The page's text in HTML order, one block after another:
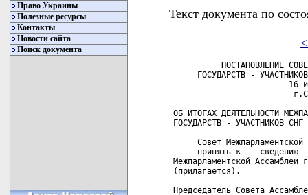
Право Украины
Полезные ресурсы
Контакты
Новости сайта
Поиск документа
Текст документа по
ПОСТАНОВЛЕНИЕ СОВЕТА МЕЖПАРЛАМЕНТСКОЙ АССАМБЛЕИ
     ГОСУДАРСТВ - УЧАСТНИКОВ СОДРУЖЕСТВА НЕЗАВИСИМЫХ ГОСУДАРСТВ
                        16 июня 2003 г. № 14
                         г.Санкт-Петербург

ОБ ИТОГАХ ДЕЯТЕЛЬНОСТИ МЕЖПАРЛАМЕНТСКОЙ АССАМБЛЕИ
ГОСУДАРСТВ - УЧАСТНИКОВ СНГ В 2002 ГОДУ

     Совет Межпарламентской Ассамблеи ПОСТАНОВЛЯЕТ:
     принять к    сведению   информацию   об   итогах   деятельности
Межпарламентской Ассамблеи государств - участников СНГ в  2002  году
(прилагается).

Председатель Совета Ассамблеи                            С.М.Миронов

                                                          Приложение

                             ИНФОРМАЦИЯ
         об итогах деятельности Межпарламентской Ассамблеи
              государств - участников СНГ в 2002 году

     В 2002  г.  состоялись два пленарных заседания Межпарламентской
Ассамблеи государств - участников СНГ (26  марта  и  7  декабря),  в
работе  которых  участвовали парламентские делегации,  возглавляемые
руководителями   парламентов   стран    Содружества,    руководители
министерств   и  ведомств,  председатели  центральных  избирательных
комиссий,  эксперты  и  ученые  из  государств  -  участников   СНГ,
представители Исполнительного комитета СНГ, Экономического Суда СНГ,
других  уставных  органов   Содружества   и   руководители   ведущих
международных парламентских организаций.
     На девятнадцатом  пленарном  заседании,  посвященном   10-летию
Межпарламентской  Ассамблеи  государств - участников СНГ,  выступили
Председатель Парламентской  Ассамблеи  ОБСЕ  А.Северин,  заместитель
Председателя    Европейского   Парламента   Р.Имбени,   Председатель
Северного Совета О.Ояла, Председатель Парламентской Ассамблеи Совета
Европы  П.Шидер;  на  двадцатом  заседании  Ассамблеи - Председатель
Межпарламентской Ассамблеи  Евразийского  экономического  сообщества
О.А.Абдыкаримов,  Председатель  Ассамблеи Западно-Европейского Союза
К.Бюлер, Председатель Северного Совета 2003 года И.Лённинг и другие.
     Состоялись  также  три  заседания Совета МПА СНГ (1 февраля, 25
марта  и  6  декабря),  33  заседания  постоянных комиссий и рабочих
групп,  в том числе проведены выездные заседания постоянных комиссий
МПА СНГ в Астане и Душанбе.
     В  целом  на пленарных заседаниях Ассамблеи было рассмотрено 25
вопросов,  на  заседаниях Совета МПА - 54 и на заседаниях постоянных
комиссий  МПА  -  более  300 вопросов, имеющих отношение к различным
направлениям    деятельности    Межпарламентской    Ассамблеи      и
государств - участников СНГ. На этих  заседаниях выступили более 500
участников    -    депутатов  парламентов,  представителей   органов
исполнительной власти, экспертов, специалистов и наблюдателей.
     В 2002 г. было принято 20 модельных законов, ряд рекомендаций и
других правовых актов Ассамблеи. Подготовка проектов этих документов
осуществлялась    на    основе    Перспективного  плана   модельного
законотворчества   и  сближения  национального  законодательства   в
Содружестве Независимых Государств на период до 2005 года.
     В 2002  г.  Межпарламентская  Ассамблея государств - участников
Содружества  Независимых  Государств   совместно   с   Парламентской
Ассамблеей  Совета  Европы,  Европейским Парламентом,  Парламентской
Ассамблеей   ОБСЕ   организовала   проведение   Санкт-Петербургского
межпарламентского  форума по борьбе с терроризмом.  В июне истекшего
года состоялся шестой Петербургский экономический форум.

      Сближение и гармонизация национального законодательства
                         стран Содружества

     Постоянные комиссии МПА СНГ особое внимание уделяли документам,
подготовка  которых  предусмотрена  Программой  действий по развитию
Содружества  Независимых  Государств на период до 2005 года, а также
межгосударственными     целевыми    программами       сотрудничества
государств -  участников СНГ, в реализации  которых непосредственное
участие принимает Межпарламентская Ассамблея.
     В  2002  г.  была продолжена работа по гармонизации и сближению
национального    законодательства   на  приоритетном   экономическом
направлении с акцентом на гражданское, налоговое, а также таможенное
законодательство.
     Важным  направлением реализации Перспективного плана модельного
законотворчества   и  сближения  национального  законодательства   в
Содружестве  является  сотрудничество  Межпарламентской  Ассамблеи с
Европейским  банком  реконструкции и развития по подготовке проектов
модельных  законов  "О  защите  прав  инвесторов"  и  "О банкротстве
банков",  работа  над  которыми начата в соответствии с Протоколом о
намерениях  между  Европейским  банком  реконструкции  и   развития,
Межпарламентской  Ассамблеей  СНГ  и  Советом Федерации Федерального